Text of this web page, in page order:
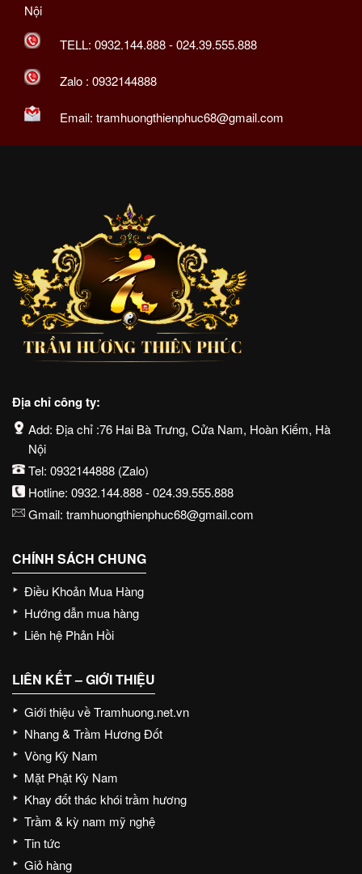
Nội
TELL: 0932.144.888-024.39.555.888
Zalo : 0932144888
Email: tramhuongthienphuc68@gmail.com
Địa chỉ công ty:
Add: Địa chỉ :76 Hai Bà Trưng, Cửa Nam, Hoàn Kiếm, Hà
Nội
Tel: 0932144888 (Zalo)
Hotline: 0932.144.888-024.39.555.888
Gmail: tramhuongthienphuc68@gmail.com
CHÍNH SÁCH CHUNG
Điều Khoản Mua Hàng
Hướng dẫn mua hàng
Liên hệ Phản Hồi
LIÊN KẾT – GIỚI THIỆU
Giới thiệu về Tramhuong.net.vn
Nhang & Trầm Hương Đốt
Vòng Kỳ Nam
Mặt Phật Kỳ Nam
Khay đốt thác khói trầm hương
Trầm & kỳ nam mỹ nghệ
Tin tức
Giỏ hàng